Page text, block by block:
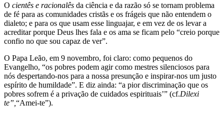
O cientês e racionalês da ciência e da razão só se tornam problema
de fé para as comunidades cristãs e os frágeis que não entendem o
dialeto; e para os que usam esse linguajar, e em vez de os levar a
acreditar porque Deus lhes fala e os ama se ficam pelo “creio porque
confio no que sou capaz de ver”.
O Papa Leão, em 9 novembro, foi claro: como pequenos do
Evangelho, “os pobres podem agir como mestres silenciosos para
nós despertando-nos para a nossa presunção e inspirar-nos um justo
espírito de humildade”. E diz ainda: “a pior discriminação que os
pobres sofrem é a privação de cuidados espirituais’” (cf.Dilexi
te”, “Amei-te”).